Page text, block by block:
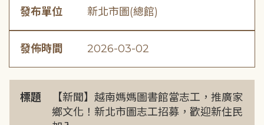
發布單位 新北市圖(總館)
發佈時間 2026-03-02
標題
【新聞】越南媽媽圖書館當志工，推廣家
鄉文化！新北市圖志工招募，歡迎新住民